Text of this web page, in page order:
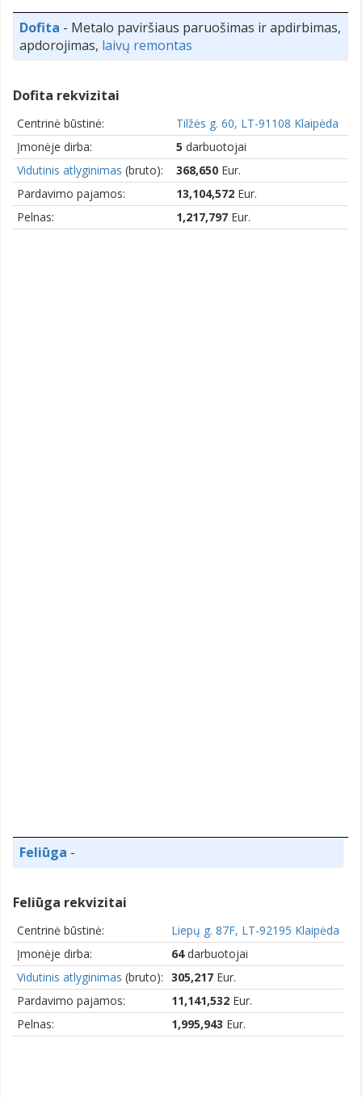
Dofita - Metalo paviršiaus paruošimas ir apdirbimas,
apdorojimas, laivų remontas
Dofita rekvizitai
Centrinė būstinė:
Tilžės g. 60, LT-91108 Klaipėda
Įmonėje dirba:
5 darbuotojai
Vidutinis atlyginimas (bruto): 368,650 Eur.
Pardavimo pajamos:
13,104,572 Eur.
Pelnas:
1,217,797 Eur.
Feliūga -
Feliūga rekvizitai
Centrinė būstinė:
Liepų g. 87F, LT-92195 Klaipėda
Įmonėje dirba:
64darbuotojai
Vidutinis atlyginimas (bruto): 305,217 Eur.
Pardavimo pajamos:
11,141,532 Eur.
Pelnas:
1,995,943 Eur.